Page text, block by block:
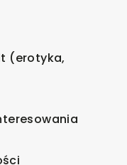
(erotyka,